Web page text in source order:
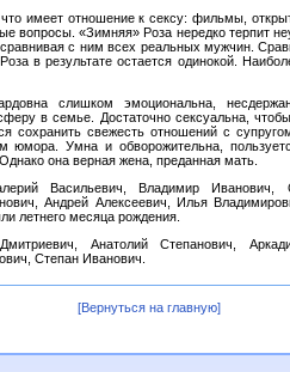
имеет отношение к сексу: фильмы,
вопросы. «Зимняя» Роза нередко терпит
с ним всех реальных мужчин.
в результате остается одинокой.
слишком эмоциональна,
в семье. Достаточно сексуальна,
сохранить свежесть отношений с
юмора. Умна и обворожительна,
она верная жена, преданная мать.
Васильевич, Владимир Иванович,
Андрей Алексеевич, Илья
летнего месяца рождения.
Анатолий Степанович,
Степан Иванович.
[Вернуться на главную]